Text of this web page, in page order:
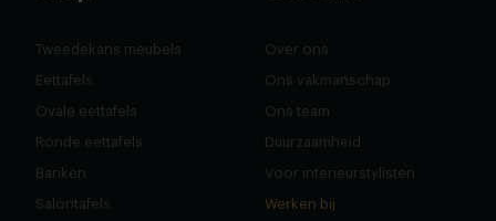
Tweedekans meubels
Eettafels
Ovale eettafels
Ronde eettafels
Banken
Salontafels
Over ons
Ons vakmanschap
Ons team
Duurzaamheid
Voor interieurstylisten
Werken bij